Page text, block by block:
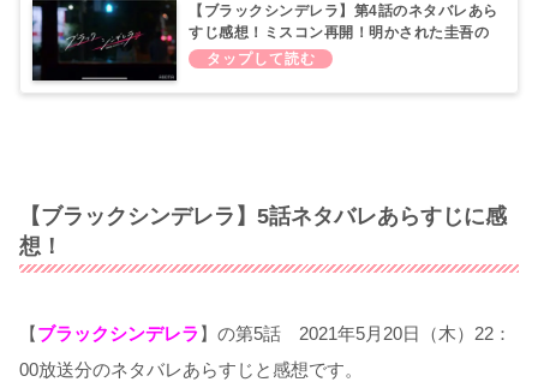
【ブラックシンデレラ】第4話のネタバレあら
すじ感想！ミスコン再開！明かされた圭吾の
秘密とは！？
【ブラックシンデレラ】5話ネタバレあらすじに感
想！
【 ブラックシンデレラ 】の第5話 2021年5月20日（木）22：
00放送分のネタバレあらすじと感想です。